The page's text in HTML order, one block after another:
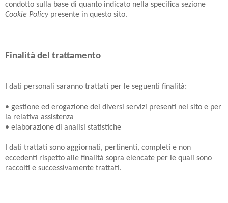
condotto sulla base di quanto indicato nella specifica sezione
Cookie Policypresente in questo sito.
Finalità del trattamento
I dati personali saranno trattati per le seguenti finalità:
• gestione ed erogazione dei diversi servizi presenti nel sito e per
la relativa assistenza
• elaborazione di analisi statistiche
I dati trattati sono aggiornati, pertinenti, completi e non
eccedenti rispetto alle finalità sopra elencate per le quali sono
raccolti e successivamente trattati.